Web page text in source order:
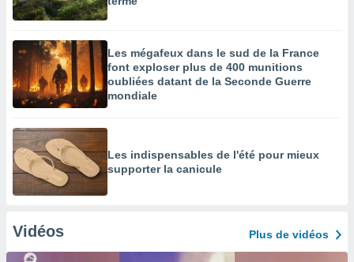
Les mégafeux dans le sud de la France
font exploser plus de 400 munitions
oubliées datant de la Seconde Guerre
mondiale
Les indispensables de l'été pour mieux
supporter la canicule
Vidéos Plus de vidéos